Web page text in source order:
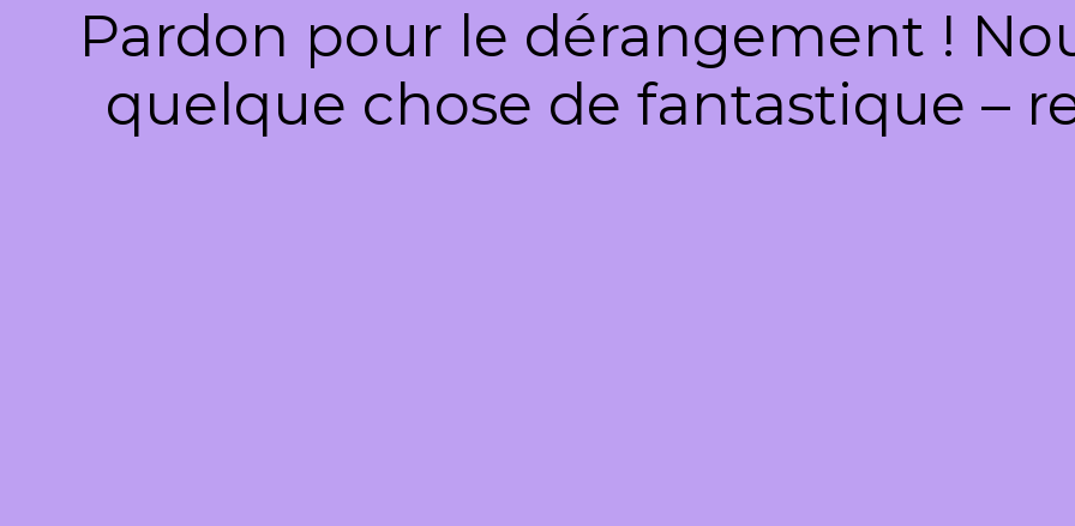
Pardon pour le dérangement !
quelque chose de fantastique –